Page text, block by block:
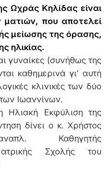
Ωχράς Κηλίδας είναι
που αποτελεί
μείωσης της όρασης,
ηλικίας.
γυναίκες (συνήθως της
καθημερινά γι’ αυτή
κλινικές των δύο
Ιωαννίνων.
Ηλιακή Εκφύλιση της
δίνει ο κ. Χρήστος
Καθηγητής
Σχολής του